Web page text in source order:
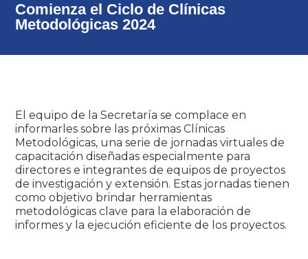
Comienza el Ciclo de Clínicas
Metodológicas 2024
El equipo de la Secretaría se complace en
informarles sobre las próximas Clínicas
Metodológicas, una serie de jornadas virtuales de
capacitación diseñadas especialmente para
directores e integrantes de equipos de proyectos
de investigación y extensión. Estas jornadas tienen
como objetivo brindar herramientas
metodológicas clave para la elaboración de
informes y la ejecución eficiente de los proyectos.